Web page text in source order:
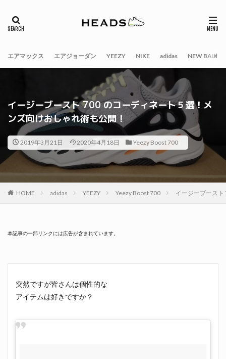
エアマックス エアジョーダン YEEZY NIKE adidas NEW
イージーブースト 700 のコーディネート５選！メ
ンズ向けおしゃれ術も公開！
2019年3月21日 2020年4月18日 Yeezy Boost 700
HOME adidas YEEZY Yeezy Boost 700 イージーブース
本記事の一部リンクには広告が含まれています。
突然ですが皆さんは個性的な
アイテムは好きですか？